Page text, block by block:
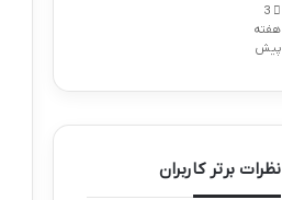
3
هفته
پیش
نظرات برتر کاربران